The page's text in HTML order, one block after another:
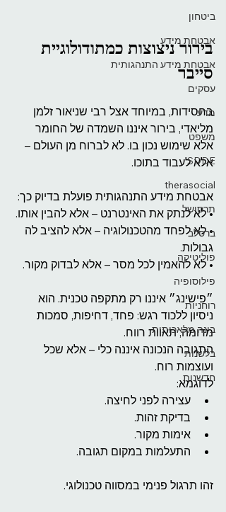
ביטחון
אבטחת מידע
אבטחת מידע התנהגותית
עסקים
מדע
משפט
SDDE
therasocial
תרסושל
ברסלב
פוליטיקה
פילוסופיה
רוחניות
בינה מלאכותית
בלשנות
חדשנות
בירור ניצוצות כמתודולוגיית
סייבר
בחסידות, במיוחד אצל רבי שניאור זלמן
מליאדי, בירור איננו השמדה של החומר
אלא שימוש נכון בו. לא לברוח מן העולם –
אלא לעבוד בתוכו.
אבטחת מידע התנהגותית פועלת בדיוק כך:
• לא לנתק את האינטרנט – אלא להבין אותו.
• לא לפחד מהטכנולוגיה – אלא להציב לה
גבולות.
• לא להאמין לכל מסר – אלא לבדוק מקור.
״פישינג״ איננו רק מתקפה טכנית. הוא
ניסיון ללכוד רגש: פחד, דחיפות, סמכות
מדומה, תאוות רווח.
התגובה הנכונה איננה כלי – אלא שכל
ועוצמות רוח.
לדוגמא:
עצירה לפני לחיצה.
בדיקת זהות.
אימות מקור.
התעלמות במקום תגובה.
זהו תרגול פנימי במסווה טכנולוגי.